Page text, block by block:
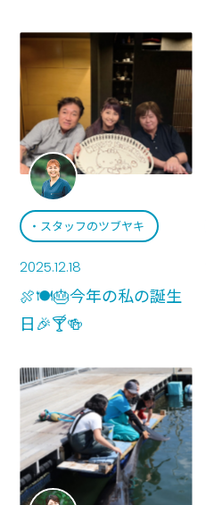
スタッフのツブヤキ
2025.12.18
🍖🍽🎂今年の私の誕生
日🎉🍸🍻